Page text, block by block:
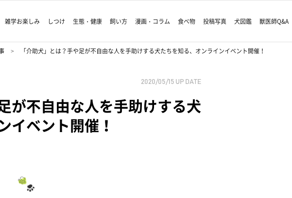
雑学お楽しみ しつけ 生態・健康 飼い方 漫画・コラム 食べ物 投稿写真 犬図鑑 獣医師Q&A
「介助犬」とは？手や足が不自由な人を手助けする犬たちを知る、オンラインイベント開催！
2020/05/15 UP DATE
が不自由な人を手助けする犬
イベント開催！